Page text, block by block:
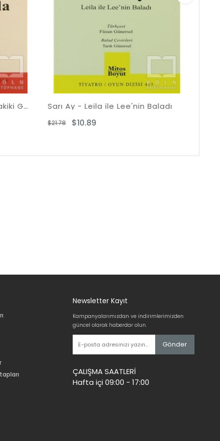
Lee'nin Baladı Oyun Sonu
$21.78
Newsletter Kayıt
Kampanyalarımızdan ve indirimlerimizden
güncel olarak haberdar olun.
Gönder
ÇALIŞMA SAATLERİ
Hafta içi 09:00 - 17:00